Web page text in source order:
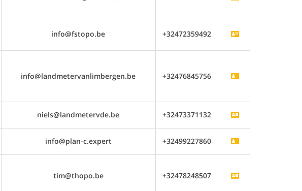
info@fstopo.be +32472359492
info@landmetervanlimbergen.be +32476845756
niels@landmetervde.be +32473371132
info@plan-c.expert +32499227860
tim@thopo.be +32478248507